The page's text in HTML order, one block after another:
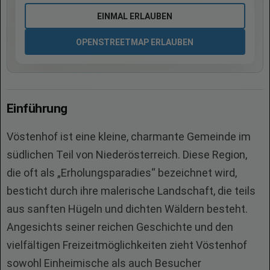
EINMAL ERLAUBEN
OPENSTREETMAP ERLAUBEN
Einführung
Vöstenhof ist eine kleine, charmante Gemeinde im
südlichen Teil von Niederösterreich. Diese Region,
die oft als „Erholungsparadies“ bezeichnet wird,
besticht durch ihre malerische Landschaft, die teils
aus sanften Hügeln und dichten Wäldern besteht.
Angesichts seiner reichen Geschichte und den
vielfältigen Freizeitmöglichkeiten zieht Vöstenhof
sowohl Einheimische als auch Besucher